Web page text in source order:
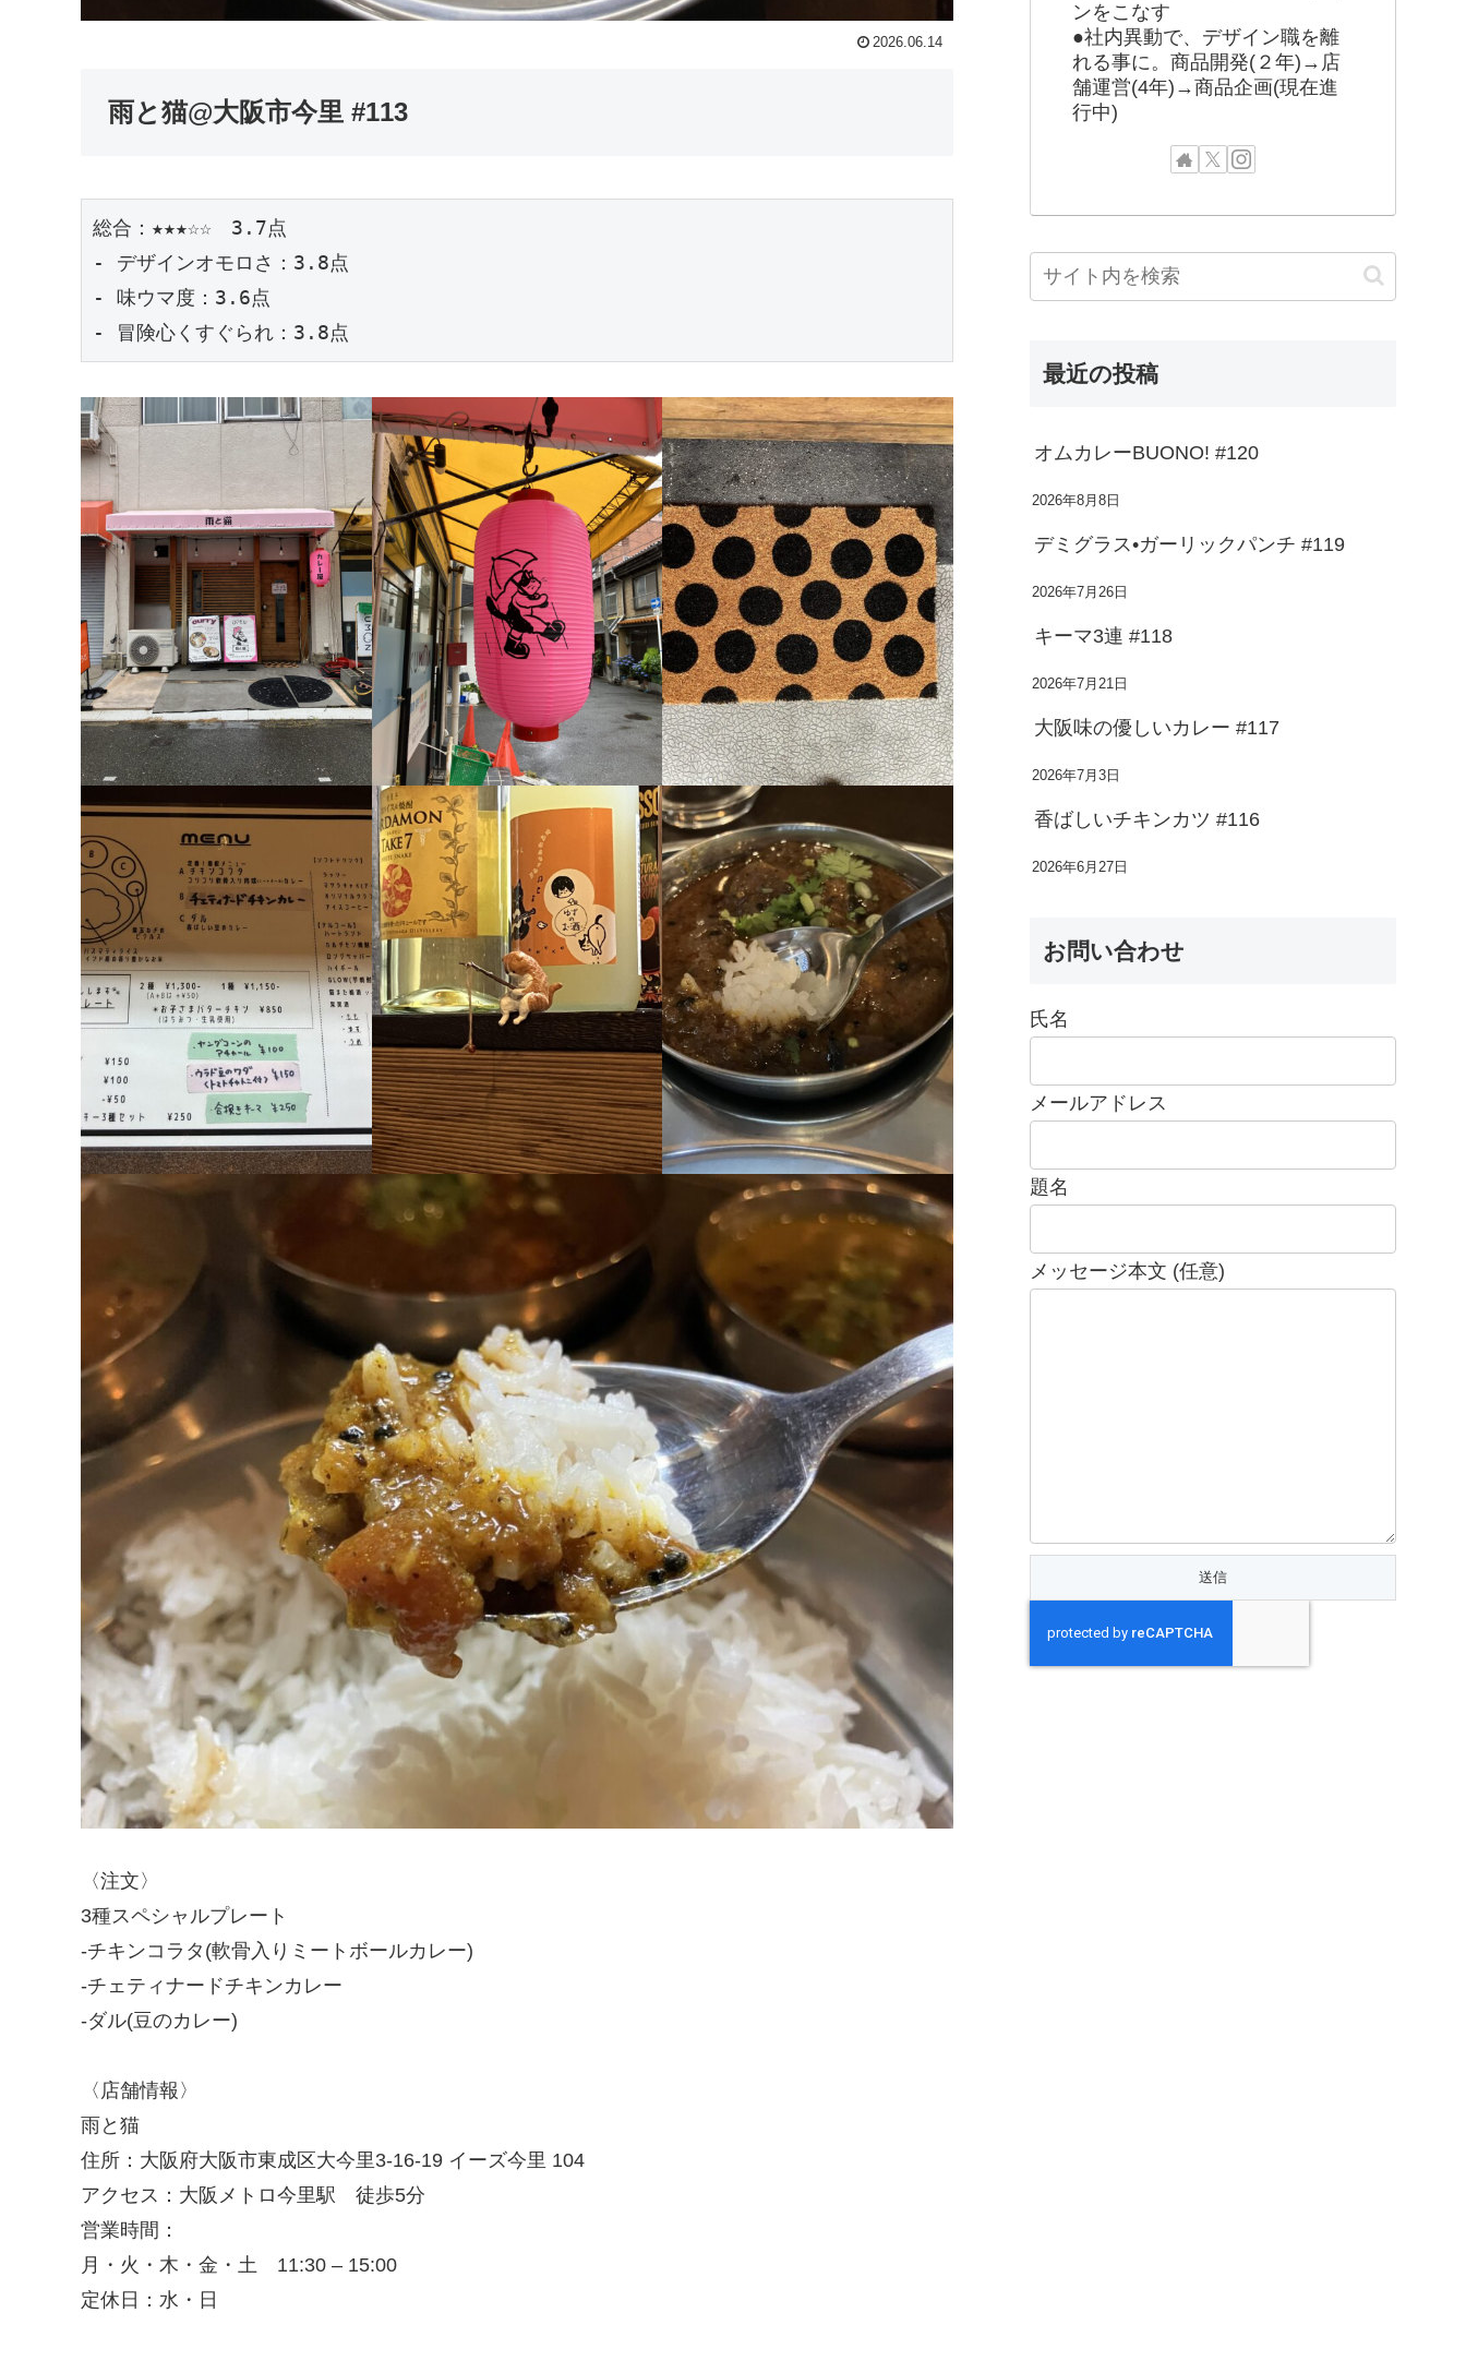
2026.06.14
雨と猫@大阪市今里 #113
総合：★★★☆☆　3.7点
- デザインオモロさ：3.8点
- 味ウマ度：3.6点
- 冒険心くすぐられ：3.8点
〈注文〉
3種スペシャルプレート
-チキンコラタ(軟骨入りミートボールカレー)
-チェティナードチキンカレー
-ダル(豆のカレー)
〈店舗情報〉
雨と猫
住所：大阪府大阪市東成区大今里3-16-19 イーズ今里 104
アクセス：大阪メトロ今里駅 徒歩5分
営業時間：
月・火・木・金・土 11:30 – 15:00
定休日：水・日
ンをこなす
●社内異動で、デザイン職を離
れる事に。商品開発(２年)→店
舗運営(4年)→商品企画(現在進
行中)
最近の投稿
オムカレーBUONO! #120
2026年8月8日
デミグラス•ガーリックパンチ #119
2026年7月26日
キーマ3連 #118
2026年7月21日
大阪味の優しいカレー #117
2026年7月3日
香ばしいチキンカツ #116
2026年6月27日
お問い合わせ
氏名
メールアドレス
題名
メッセージ本文 (任意)